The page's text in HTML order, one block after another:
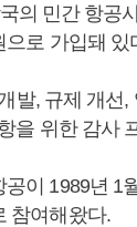
의 민간 항공
으로 가입돼 있
발, 규제 개
을 위한 감사
이 1989년 1
참여해왔다.